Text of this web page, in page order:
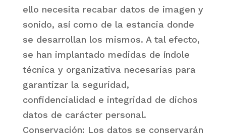
ello necesita recabar datos de imagen y
sonido, así como de la estancia donde
se desarrollan los mismos. A tal efecto,
se han implantado medidas de índole
técnica y organizativa necesarias para
garantizar la seguridad,
confidencialidad e integridad de dichos
datos de carácter personal.
Conservación: Los datos se conservarán